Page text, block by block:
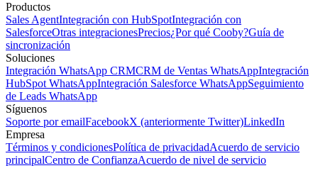
Productos
Sales AgentIntegración con HubSpotIntegración con
SalesforceOtras integracionesPrecios¿Por qué Cooby?Guía de
sincronización
Soluciones
Integración WhatsApp CRMCRM de Ventas WhatsAppIntegración
HubSpot WhatsAppIntegración Salesforce WhatsAppSeguimiento
de Leads WhatsApp
Síguenos
Soporte por emailFacebookX (anteriormente Twitter)LinkedIn
Empresa
Términos y condicionesPolítica de privacidadAcuerdo de servicio
principalCentro de ConfianzaAcuerdo de nivel de servicio